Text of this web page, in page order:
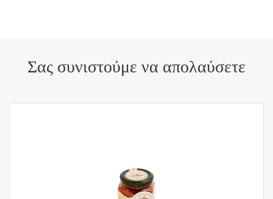
Σας συνιστούμε να απολαύσετε